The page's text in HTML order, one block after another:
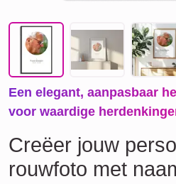
Een elegant, aanpasbaar
voor waardige
Creëer jouw
rouwfoto met